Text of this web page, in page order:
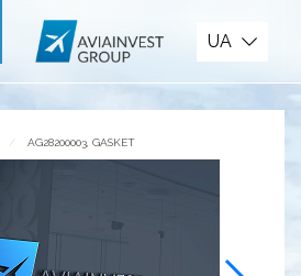
UA
AG28200003, GASKET